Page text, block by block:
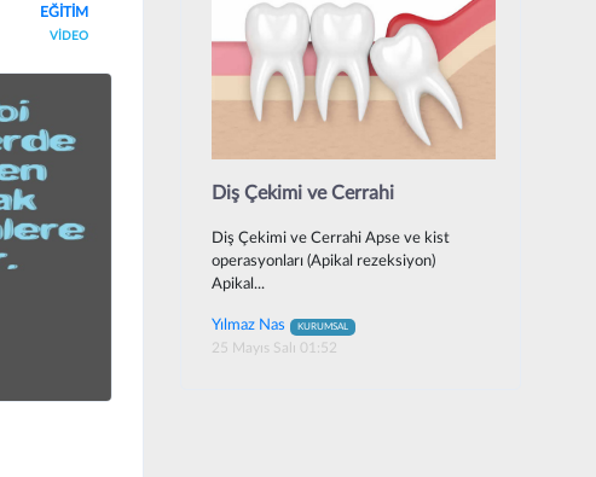
EĞİTİM
VİDEO
Diş Çekimi ve Cerrahi
Diş Çekimi ve Cerrahi Apse ve kist
operasyonları (Apikal rezeksiyon)
Apikal...
Yılmaz Nas KURUMSAL
25 Mayıs Salı 01:52